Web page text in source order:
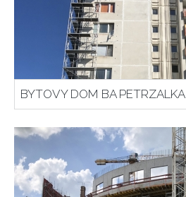
BYTOVY DOM BA PETRZALKA